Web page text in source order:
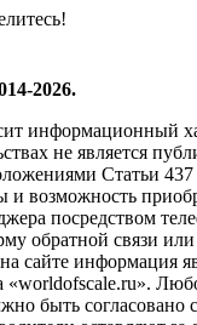
2026.
информационный
не является
Статьи 437
возможность
посредством
обратной связи
сайте информация
«worldofscale.ru».
быть согласовано